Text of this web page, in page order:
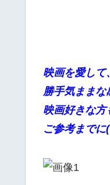
映画を愛して
勝手気まま
映画好きな方
ご参考までに